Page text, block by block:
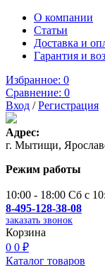
О компании
Статьи
Доставка и
Гарантия и
Избранное: 0
Сравнение: 0
Вход /Регистрация
Адрес:
г. Мытищи,
Режим работы
10:00 - 18:00 Сб с
8-495-128-38-08
заказать звонок
Корзина
0 0 ₽
Каталог товаров